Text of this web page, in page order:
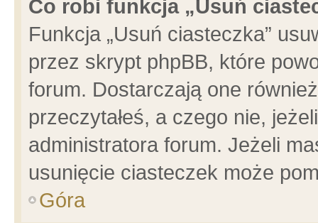
Co robi funkcja „Usuń
Funkcja „Usuń ciasteczka”
przez skrypt phpBB, które
forum. Dostarczają one
przeczytałeś, a czego nie,
administratora forum. Jeżeli
usunięcie ciasteczek może
Góra